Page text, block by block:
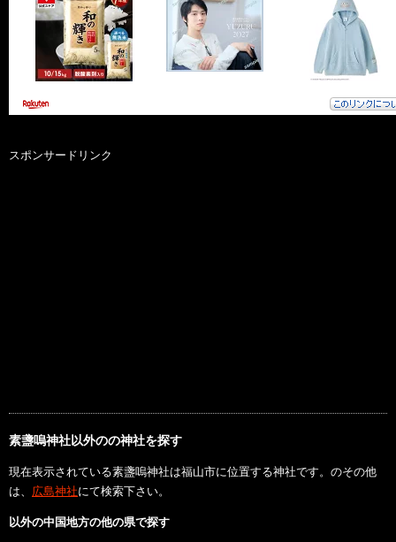
スポンサードリンク
素盞嗚神社以外のの神社を探す
現在表示されている素盞嗚神社は福山市に位置する神社です。のその他
は、 広島神社にて検索下さい。
以外の中国地方の他の県で探す